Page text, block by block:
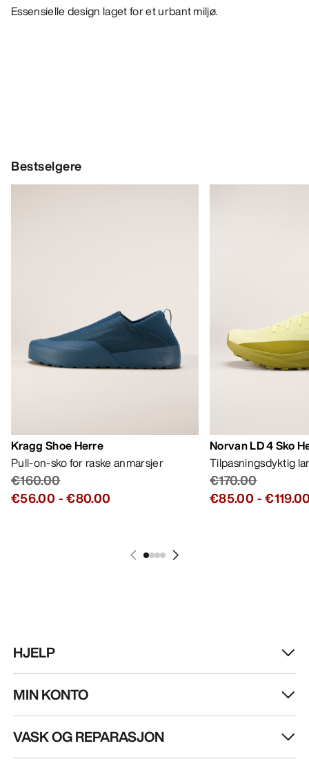
Essensielle design laget for et urbant miljø.
Bestselgere
Kragg Shoe Herre
Pull-on-sko for raske anmarsjer
€160.00
€56.00 -€80.00
Norvan LD 4 Sko
Tilpasningsdyktig
€170.00
€85.00 -
HJELP
MIN KONTO
VASK OG REPARASJON